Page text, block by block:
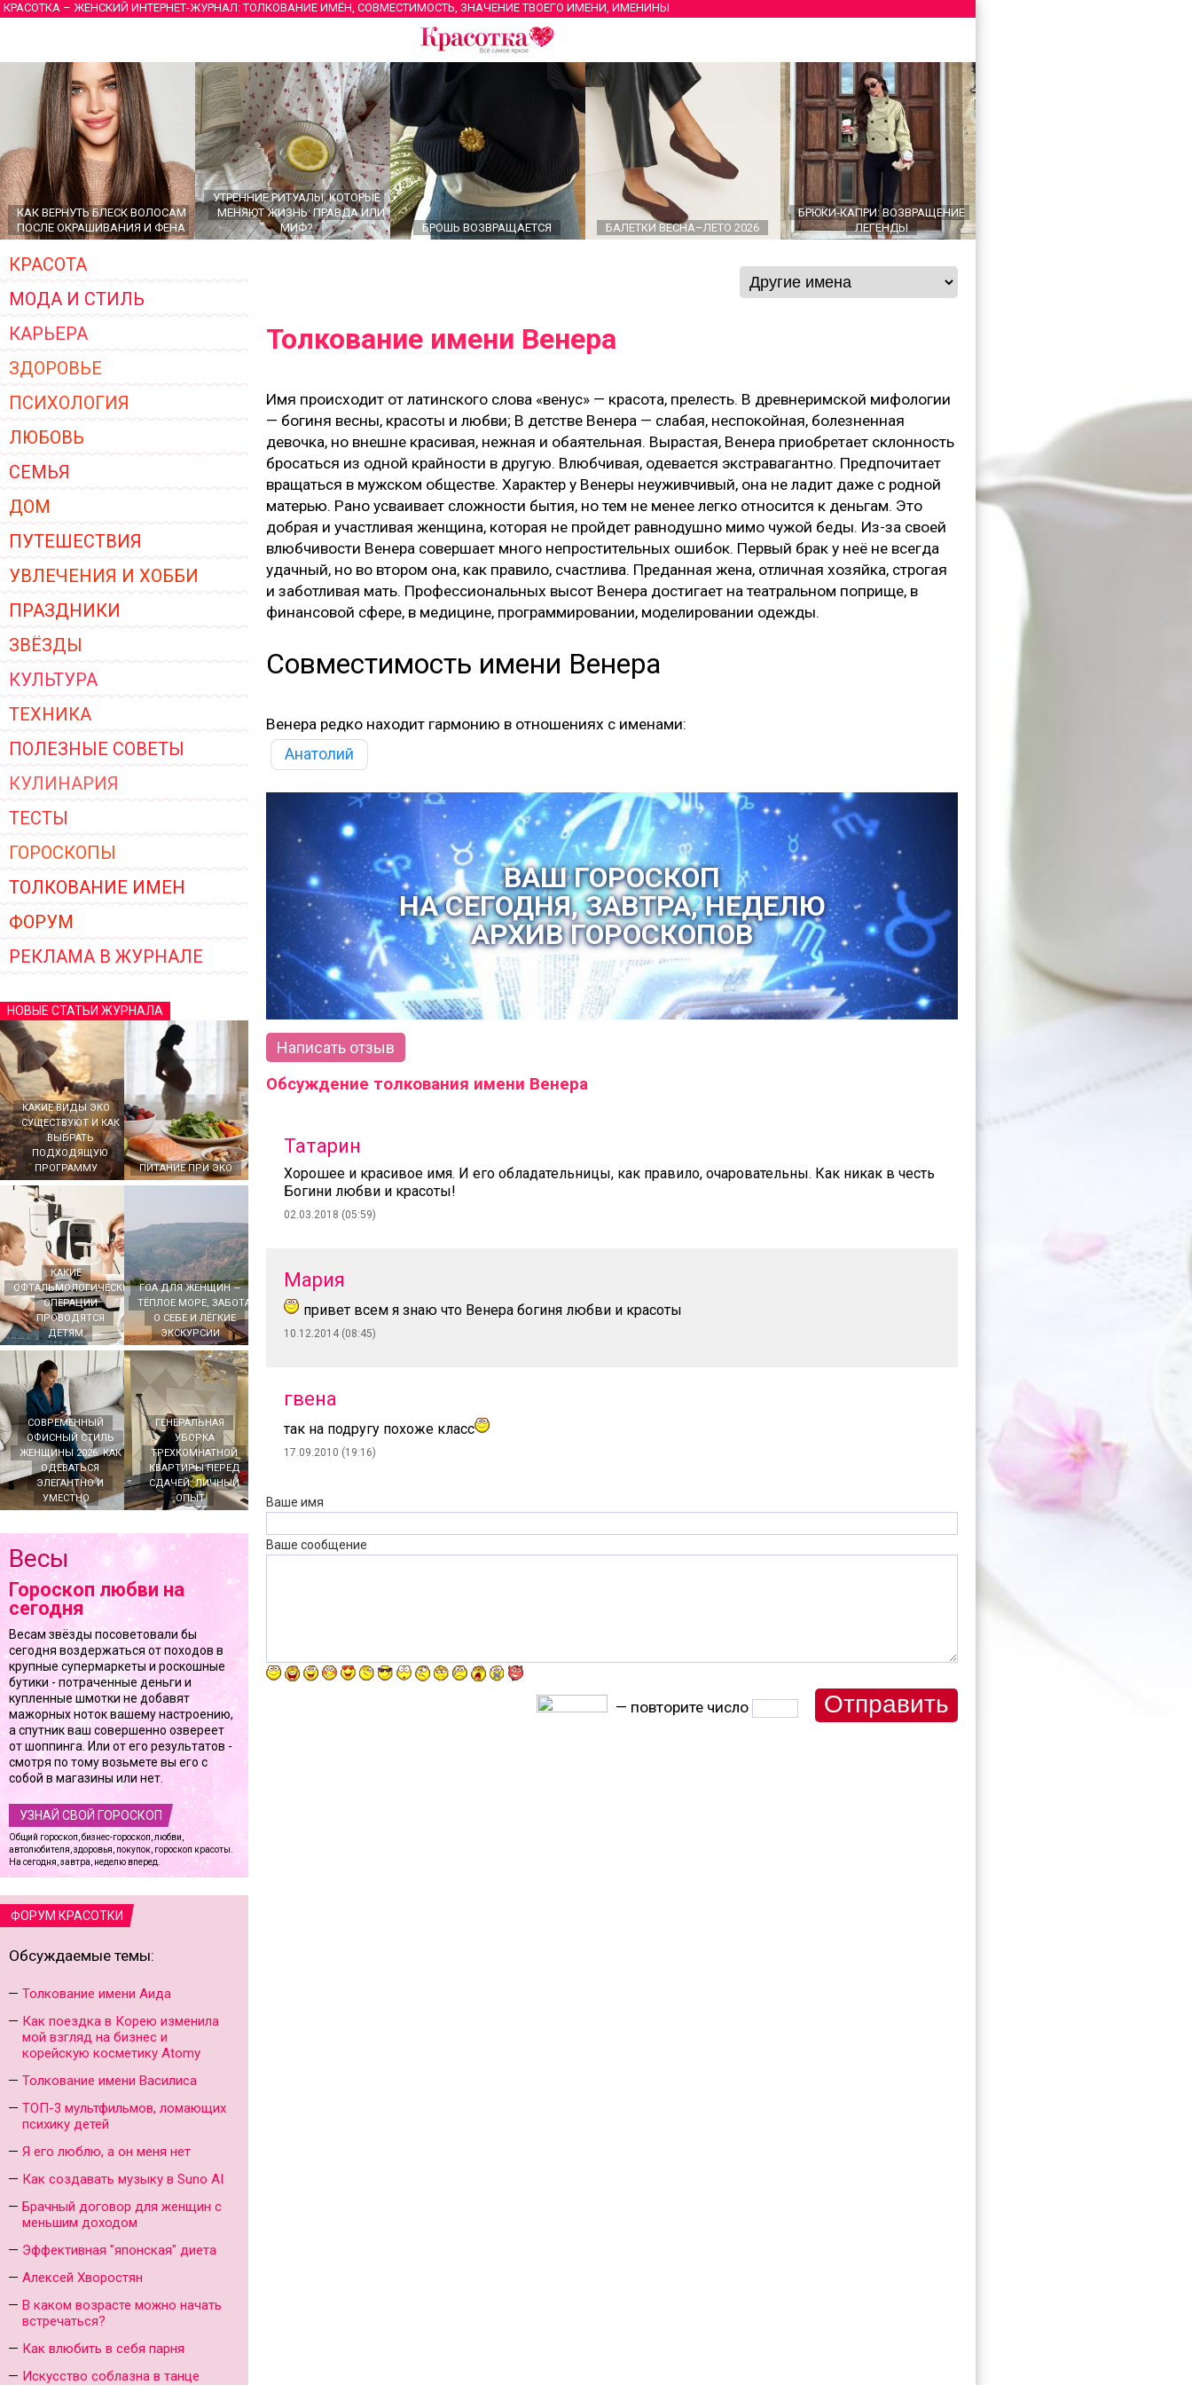
КРАСОТКА – ЖЕНСКИЙ ИНТЕРНЕТ-ЖУРНАЛ: ТОЛКОВАНИЕ ИМЁН, СОВМЕСТИМОСТЬ, ЗНАЧЕНИЕ ТВОЕГО ИМЕНИ, ИМЕНИНЫ
КАК ВЕРНУТЬ БЛЕСК ВОЛОСАМ
ПОСЛЕ ОКРАШИВАНИЯ И ФЕНА
УТРЕННИЕ РИТУАЛЫ, КОТОРЫЕ
МЕНЯЮТ ЖИЗНЬ: ПРАВДА ИЛИ
МИФ?
БРОШЬ ВОЗВРАЩАЕТСЯ БАЛЕТКИ ВЕСНА–ЛЕТО 2026
БРЮКИ-КАПРИ: ВОЗВРАЩЕНИЕ
ЛЕГЕНДЫ
ГЛАВНЫЕ ТРЕНДЫ ВЕРХНЕЙ
ЖЕНСКОЙ ОДЕЖДЫ 2026
КРАСОТА
МОДА И СТИЛЬ
КАРЬЕРА
ЗДОРОВЬЕ
ПСИХОЛОГИЯ
ЛЮБОВЬ
СЕМЬЯ
ДОМ
ПУТЕШЕСТВИЯ
УВЛЕЧЕНИЯ И ХОББИ
ПРАЗДНИКИ
ЗВЁЗДЫ
КУЛЬТУРА
ТЕХНИКА
ПОЛЕЗНЫЕ СОВЕТЫ
КУЛИНАРИЯ
ТЕСТЫ
ГОРОСКОПЫ
ТОЛКОВАНИЕ ИМЕН
ФОРУМ
РЕКЛАМА В ЖУРНАЛЕ
НОВЫЕ СТАТЬИ ЖУРНАЛА
КАКИЕ ВИДЫ ЭКО
СУЩЕСТВУЮТ И КАК
ВЫБРАТЬ
ПОДХОДЯЩУЮ
ПРОГРАММУ
ПИТАНИЕ ПРИ ЭКО
КАКИЕ
ОФТАЛЬМОЛОГИЧЕСКИЕ
ОПЕРАЦИИ
ПРОВОДЯТСЯ
ДЕТЯМ
ГОА ДЛЯ ЖЕНЩИН —
ТЁПЛОЕ МОРЕ, ЗАБОТА
О СЕБЕ И ЛЁГКИЕ
ЭКСКУРСИИ
СОВРЕМЕННЫЙ
ОФИСНЫЙ СТИЛЬ
ЖЕНЩИНЫ 2026: КАК
ОДЕВАТЬСЯ
ЭЛЕГАНТНО И
УМЕСТНО
ГЕНЕРАЛЬНАЯ
УБОРКА
ТРЕХКОМНАТНОЙ
КВАРТИРЫ ПЕРЕД
СДАЧЕЙ: ЛИЧНЫЙ
ОПЫТ
Весы
Гороскоп любви на
сегодня
Весам звёзды посоветовали бы
сегодня воздержаться от походов в
крупные супермаркеты и роскошные
бутики - потраченные деньги и
купленные шмотки не добавят
мажорных ноток вашему настроению,
а спутник ваш совершенно озвереет
от шоппинга. Или от его результатов -
смотря по тому возьмете вы его с
собой в магазины или нет.
УЗНАЙ СВОЙ ГОРОСКОП
Общий гороскоп, бизнес-гороскоп, любви,
автолюбителя, здоровья, покупок, гороскоп красоты.
На сегодня, завтра, неделю вперед.
ФОРУМ КРАСОТКИ
Обсуждаемые темы:
Толкование имени Аида
Как поездка в Корею изменила
мой взгляд на бизнес и
корейскую косметику Atomy
Толкование имени Василиса
ТОП-3 мультфильмов, ломающих
психику детей
Я его люблю, а он меня нет
Как создавать музыку в Suno AI
Брачный договор для женщин с
меньшим доходом
Эффективная "японская" диета
Алексей Хворостян
В каком возрасте можно начать
встречаться?
Как влюбить в себя парня
Искусство соблазна в танце
Толкование имени Венера
Имя происходит от латинского слова «венус» — красота, прелесть. В древнеримской мифологии
— богиня весны, красоты и любви; В детстве Венера — слабая, неспокойная, болезненная
девочка, но внешне красивая, нежная и обаятельная. Вырастая, Венера приобретает склонность
бросаться из одной крайности в другую. Влюбчивая, одевается экстравагантно. Предпочитает
вращаться в мужском обществе. Характер у Венеры неуживчивый, она не ладит даже с родной
матерью. Рано усваивает сложности бытия, но тем не менее легко относится к деньгам. Это
добрая и участливая женщина, которая не пройдет равнодушно мимо чужой беды. Из-за своей
влюбчивости Венера совершает много непростительных ошибок. Первый брак у неё не всегда
удачный, но во втором она, как правило, счастлива. Преданная жена, отличная хозяйка, строгая
и заботливая мать. Профессиональных высот Венера достигает на театральном поприще, в
финансовой сфере, в медицине, программировании, моделировании одежды.
Совместимость имени Венера
Венера редко находит гармонию в отношениях с именами:
Анатолий
ВАШ ГОРОСКОП
НА СЕГОДНЯ, ЗАВТРА, НЕДЕЛЮ
АРХИВ ГОРОСКОПОВ
Написать отзыв
Обсуждение толкования имени Венера
Татарин
Хорошее и красивое имя. И его обладательницы, как правило, очаровательны. Как никак в честь
Богини любви и красоты!
02.03.2018 (05:59)
Мария
привет всем я знаю что Венера богиня любви и красоты
10.12.2014 (08:45)
гвена
так на подругу похоже класс
17.09.2010 (19:16)
Ваше имя
Ваше сообщение
— повторите число